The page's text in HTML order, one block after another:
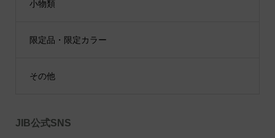
小物類
限定品・限定カラー
その他
JIB公式SNS